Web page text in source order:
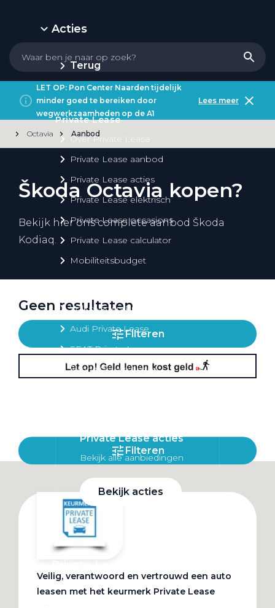
Acties
Terug
Private Lease
Over Private Lease
Private Lease aanbod
Private Lease acties
Private Lease elektrisch
Private Lease occasions
Private Lease calculator
Mobiliteitsbudget
Volkswagen Private Lease
Audi Private Lease
SEAT Private Lease
Škoda Private Lease
Private Lease acties
Bekijk alle aanbiedingen
Bekijk acties
LET OP: Pon Center Naarden tijdelijk
minder goed te bereiken door
wegwerkzaamheden op de A1
Lees meer
Octavia Aanbod
Škoda Octavia kopen?
Bekijk hier ons complete aanbod Škoda
Kodiaq.
Geen resultaten
Filteren
Filteren
Veilig, verantwoord en vertrouwd een auto
leasen met het keurmerk Private Lease